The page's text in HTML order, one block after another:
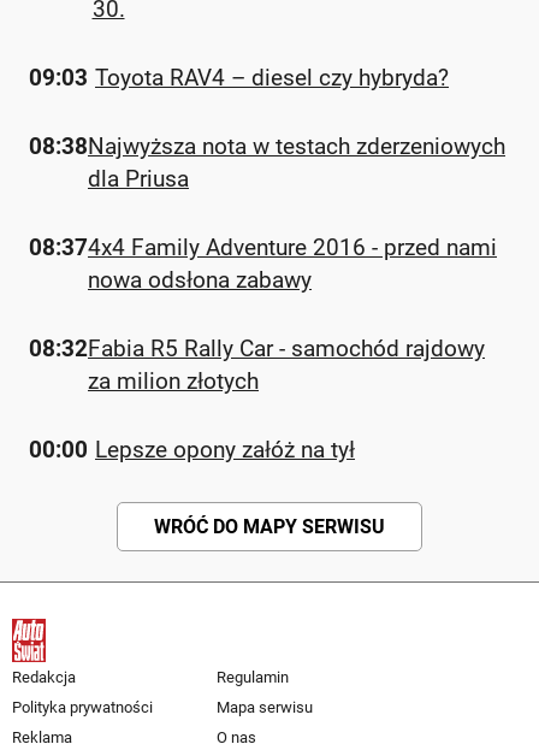
30.
09:03 Toyota RAV4 – diesel czy hybryda?
08:38Najwyższa nota w testach zderzeniowych
dla Priusa
08:374x4 Family Adventure 2016 - przed nami
nowa odsłona zabawy
08:32Fabia R5 Rally Car - samochód rajdowy
za milion złotych
00:00 Lepsze opony załóż na tył
WRÓĆ DO MAPY SERWISU
Redakcja
Regulamin
Polityka prywatności
Mapa serwisu
Reklama
O nas